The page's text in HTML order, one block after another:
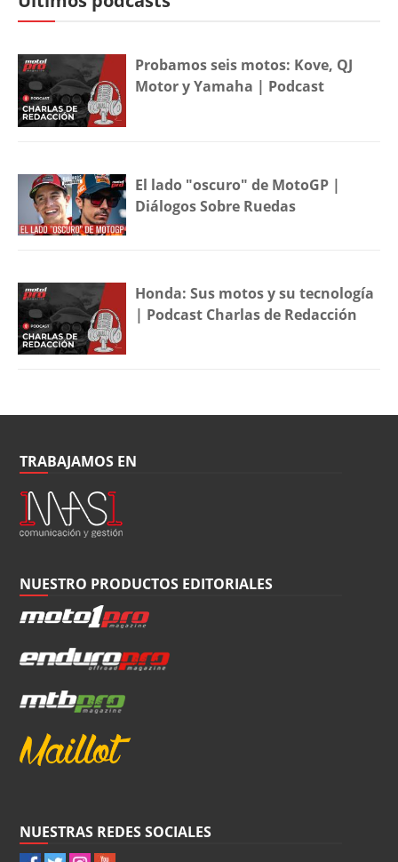
Probamos seis motos: Kove, QJ
Motor y Yamaha | Podcast
El lado "oscuro" de MotoGP |
Diálogos Sobre Ruedas
Honda: Sus motos y su tecnología
| Podcast Charlas de Redacción
TRABAJAMOS EN
NUESTRO PRODUCTOS EDITORIALES
NUESTRAS REDES SOCIALES